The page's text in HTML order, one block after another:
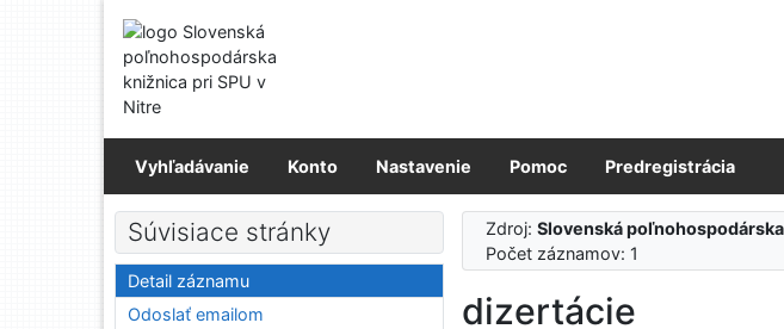
Prejsť na menu
Prehlásenie o webovej prístupnosti
Vyhľadávanie Konto Nastavenie Pomoc Predregistrácia
Zdroj:Slovenská
Počet záznamov: 1
dizertácie
Súvisiace stránky
Detail záznamu
Odoslať emailom